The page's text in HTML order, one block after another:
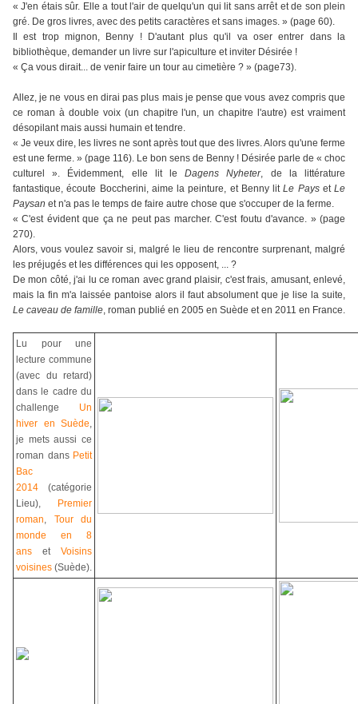
« J'en étais sûr. Elle a tout l'air de quelqu'un qui lit sans arrêt et de son plein
gré. De gros livres, avec des petits caractères et sans images. » (page 60).
Il est trop mignon, Benny ! D'autant plus qu'il va oser entrer dans la
bibliothèque, demander un livre sur l'apiculture et inviter Désirée !
« Ça vous dirait... de venir faire un tour au cimetière ? » (page73).
Allez, je ne vous en dirai pas plus mais je pense que vous avez compris que
ce roman à double voix (un chapitre l'un, un chapitre l'autre) est vraiment
désopilant mais aussi humain et tendre.
« Je veux dire, les livres ne sont après tout que des livres. Alors qu'une ferme
est une ferme. » (page 116). Le bon sens de Benny ! Désirée parle de « choc
culturel ». Évidemment, elle lit leDagens Nyheter, de la littérature
fantastique, écoute Boccherini, aime la peinture, et Benny litLe Payset Le
Paysan et n'a pas le temps de faire autre chose que s'occuper de la ferme.
« C'est évident que ça ne peut pas marcher. C'est foutu d'avance. » (page
270).
Alors, vous voulez savoir si, malgré le lieu de rencontre surprenant, malgré
les préjugés et les différences qui les opposent, ... ?
De mon côté, j'ai lu ce roman avec grand plaisir, c'est frais, amusant, enlevé,
mais la fin m'a laissée pantoise alors il faut absolument que je lise la suite,
Le caveau de famille, roman publié en 2005 en Suède et en 2011 en France.
Lu pour une
lecture commune
(avec du retard)
dans le cadre du
challenge Un
hiver en Suède,
je mets aussi ce
roman dans Petit
Bac
2014 (catégorie
Lieu),
Premier
roman, Tour du
monde en 8
ans et Voisins
voisines (Suède).